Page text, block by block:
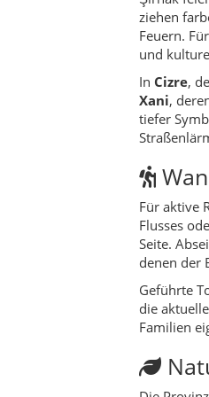
denen der
Geführte
die
Familien
Die
Offizielle
der Schutz
Wer
Şırnak
Als beste